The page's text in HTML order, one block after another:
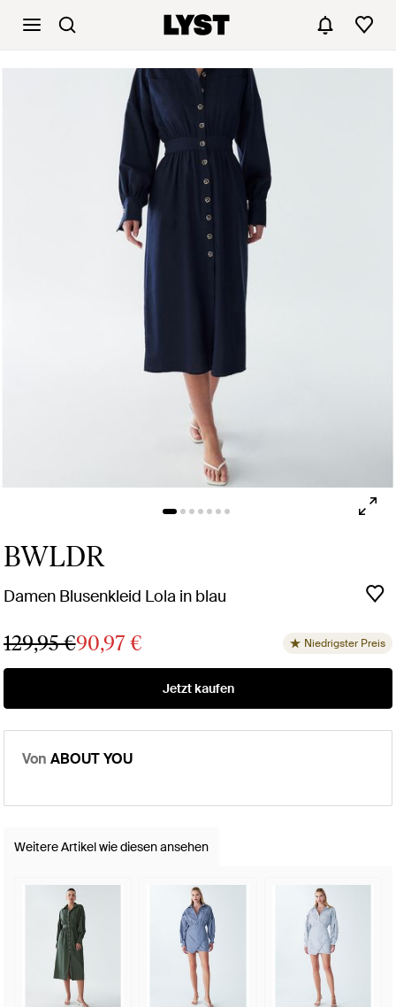
BWLDR
Damen Blusenkleid Lola in blau
129,95 €90,97 € Niedrigster Preis
Jetzt kaufen
Von ABOUT YOU
Weitere Artikel wie diesen ansehen